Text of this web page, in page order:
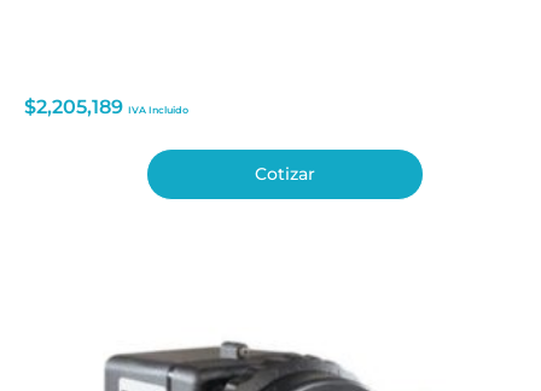
$2,205,189 IVA Incluido
Cotizar